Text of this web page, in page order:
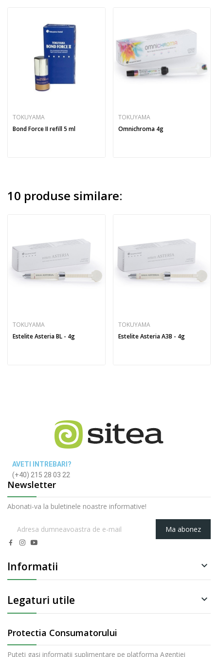
TOKUYAMA
Bond Force II refill 5 ml
TOKUYAMA
Omnichroma 4g
10 produse similare:
TOKUYAMA
Estelite Asteria BL - 4g
TOKUYAMA
Estelite Asteria A3B - 4g
AVETI INTREBARI?
(+40) 215 28 03 22
Newsletter
Abonati-va la buletinele noastre informative!
Ma abonez
Informatii 
Legaturi utile 
Protectia Consumatorului
Puteti gasi informatii suplimentare pe platforma Agentiei